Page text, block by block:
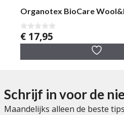
Organotex BioCare
0
v
5
€ 17,95
Schrijf in voor de
Maandelijks alleen de beste tips